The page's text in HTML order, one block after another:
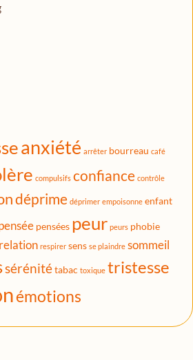
anxiété arrêter bourreau café
compulsifs confiance contrôle
déprime déprimer empoisonne enfant
pensées peur peurs phobie
relation respirer sens se plaindre sommeil
sérénitétabac toxique tristesse
émotions